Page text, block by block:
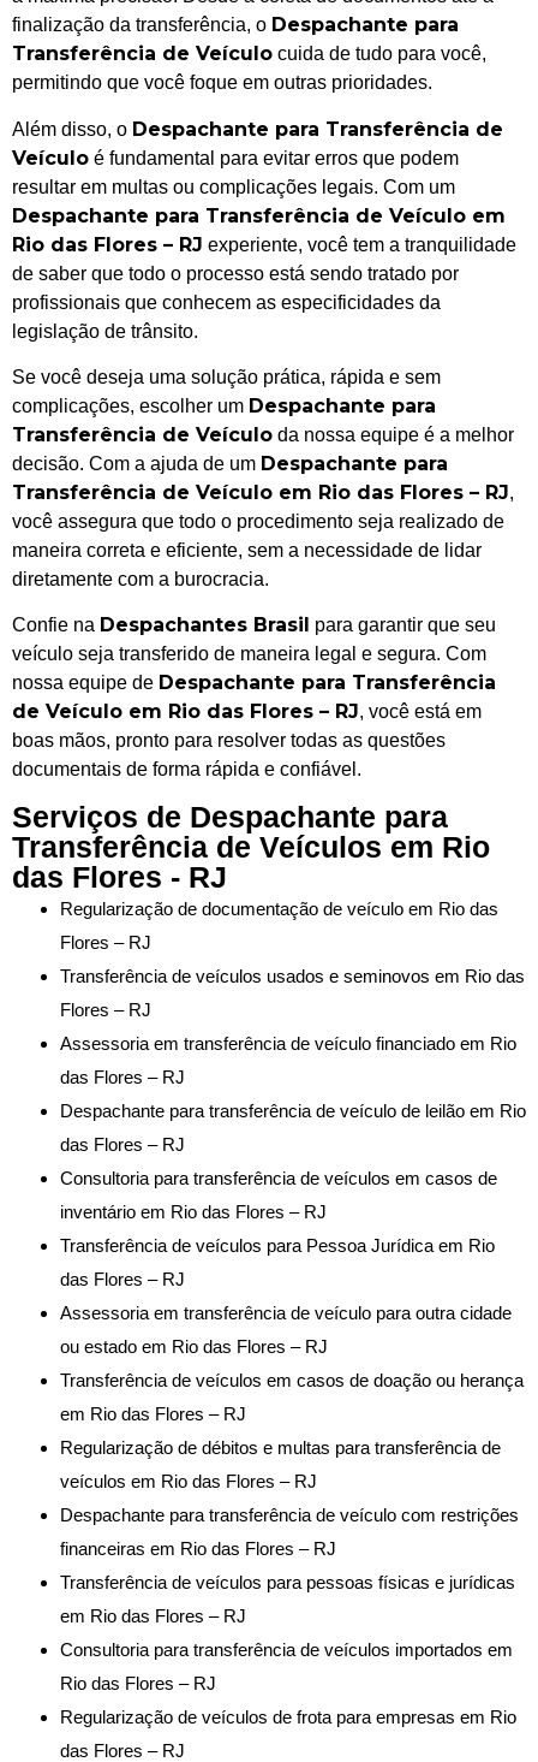
finalização da transferência, o Despachante para
Transferência de Veículo cuida de tudo para você,
permitindo que você foque em outras prioridades.
Além disso, o Despachante para Transferência de
Veículo é fundamental para evitar erros que podem
resultar em multas ou complicações legais. Com um
Despachante para Transferência de Veículo em
Rio das Flores – RJ experiente, você tem a tranquilidade
de saber que todo o processo está sendo tratado por
profissionais que conhecem as especificidades da
legislação de trânsito.
Se você deseja uma solução prática, rápida e sem
complicações, escolher um Despachante para
Transferência de Veículo da nossa equipe é a melhor
decisão. Com a ajuda de um Despachante para
Transferência de Veículo em Rio das Flores – RJ,
você assegura que todo o procedimento seja realizado de
maneira correta e eficiente, sem a necessidade de lidar
diretamente com a burocracia.
Confie na Despachantes Brasil
para garantir que seu
veículo seja transferido de maneira legal e segura. Com
nossa equipe de Despachante para Transferência
de Veículo em Rio das Flores – RJ, você está em
boas mãos, pronto para resolver todas as questões
documentais de forma rápida e confiável.
Serviços de Despachante para
Transferência de Veículos em Rio
das Flores - RJ
Regularização de documentação de veículo em Rio das
Flores – RJ
Transferência de veículos usados e seminovos em Rio das
Flores – RJ
Assessoria em transferência de veículo financiado em Rio
das Flores – RJ
Despachante para transferência de veículo de leilão em Rio
das Flores – RJ
Consultoria para transferência de veículos em casos de
inventário em Rio das Flores – RJ
Transferência de veículos para Pessoa Jurídica em Rio
das Flores – RJ
Assessoria em transferência de veículo para outra cidade
ou estado em Rio das Flores – RJ
Transferência de veículos em casos de doação ou herança
em Rio das Flores – RJ
Regularização de débitos e multas para transferência de
veículos em Rio das Flores – RJ
Despachante para transferência de veículo com restrições
financeiras em Rio das Flores – RJ
Transferência de veículos para pessoas físicas e jurídicas
em Rio das Flores – RJ
Consultoria para transferência de veículos importados em
Rio das Flores – RJ
Regularização de veículos de frota para empresas em Rio
das Flores – RJ